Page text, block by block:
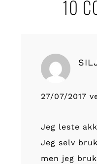
10
27/07/2017
Jeg leste
Jeg selv
men jeg